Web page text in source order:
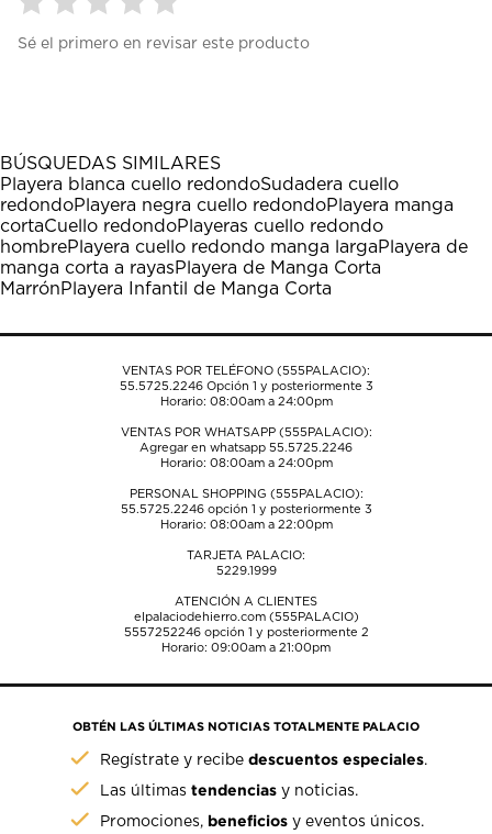
para
1
estrella
Esta
acción
abrirá
el
formulario
de
para
estrellas.
Esta
acción
abrirá
el
formulario
de
para
estrellas.
Esta
acción
abrirá
el
formulario
de
para
estrellas.
Esta
acción
abrirá
el
formulario
de
para
estrellas.
Esta
acción
abrirá
el
formulario
de
Sé el primero en revisar este producto
BÚSQUEDAS SIMILARES
Playera blanca cuello redondoSudadera cuello
redondoPlayera negra cuello redondoPlayera manga
cortaCuello redondoPlayeras cuello redondo
hombrePlayera cuello redondo manga largaPlayera de
manga corta a rayasPlayera de Manga Corta
MarrónPlayera Infantil de Manga Corta
VENTAS POR TELÉFONO (555PALACIO):
55.5725.2246Opción 1 y posteriormente 3
Horario: 08:00am a 24:00pm
VENTAS POR WHATSAPP (555PALACIO):
Agregar en whatsapp 55.5725.2246
Horario: 08:00am a 24:00pm
PERSONAL SHOPPING (555PALACIO):
55.5725.2246opción 1 y posteriormente 3
Horario: 08:00am a 22:00pm
TARJETA PALACIO:
5229.1999
ATENCIÓN A CLIENTES
elpalaciodehierro.com (555PALACIO)
5557252246opción 1 y posteriormente 2
Horario: 09:00am a 21:00pm
OBTÉN LAS ÚLTIMAS NOTICIAS TOTALMENTE PALACIO
Regístrate y recibedescuentos especiales.
Las últimastendencias y noticias.
Promociones, beneficios y eventos únicos.